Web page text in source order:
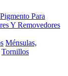
Pigmento Para
Y Removedores
Ménsulas,
Tornillos